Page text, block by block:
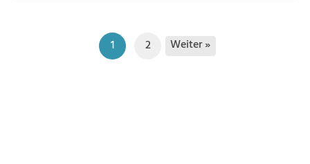
1 2 Weiter »